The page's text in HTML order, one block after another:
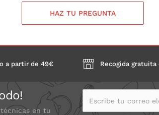
HAZ TU PREGUNTA
a partir de 49€ Recogida
en tu
Escribe tu correo